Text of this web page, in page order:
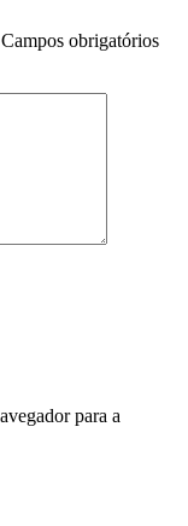
Campos obrigatórios
para a